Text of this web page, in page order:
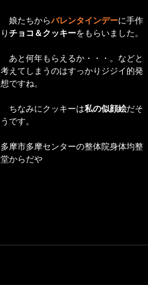
娘たちからバレンタインデーに手作
りチョコ＆クッキーをもらいました。
あと何年もらえるか・・・。などと
考えてしまうのはすっかりジジイ的発
想ですね。
ちなみにクッキーは私の似顔絵だそ
うです。
多摩市多摩センターの整体院身体均整
堂からだや